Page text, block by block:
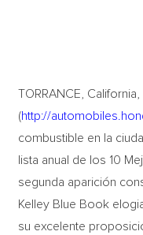
TORRANCE,
(http://
combustible en la
lista anual de los 10
segunda aparición
Kelley Blue Book
su excelente